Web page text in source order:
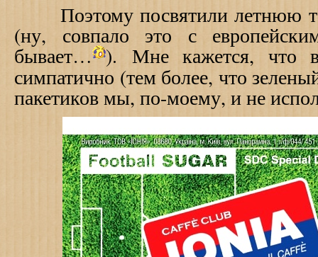
Поэтому посвятили летнюю
(ну, совпало это с
бывает… ).
Мне кажется, что
симпатично (тем более, что
пакетиков мы, по-моему, и не